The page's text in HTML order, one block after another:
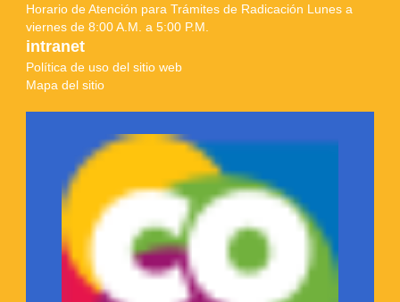
Horario de Atención para Trámites de Radicación Lunes a
viernes de 8:00 A.M. a 5:00 P.M.
intranet
Política de uso del sitio web
Mapa del sitio